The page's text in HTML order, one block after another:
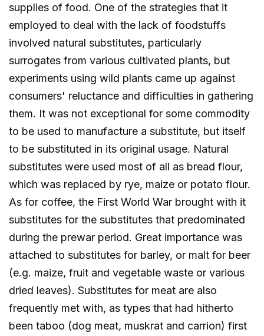
supplies of food. One of the strategies that it
employed to deal with the lack of foodstuffs
involved natural substitutes, particularly
surrogates from various cultivated plants, but
experiments using wild plants came up against
consumers' reluctance and difficulties in gathering
them. It was not exceptional for some commodity
to be used to manufacture a substitute, but itself
to be substituted in its original usage. Natural
substitutes were used most of all as bread flour,
which was replaced by rye, maize or potato flour.
As for coffee, the First World War brought with it
substitutes for the substitutes that predominated
during the prewar period. Great importance was
attached to substitutes for barley, or malt for beer
(e.g. maize, fruit and vegetable waste or various
dried leaves). Substitutes for meat are also
frequently met with, as types that had hitherto
been taboo (dog meat, muskrat and carrion) first